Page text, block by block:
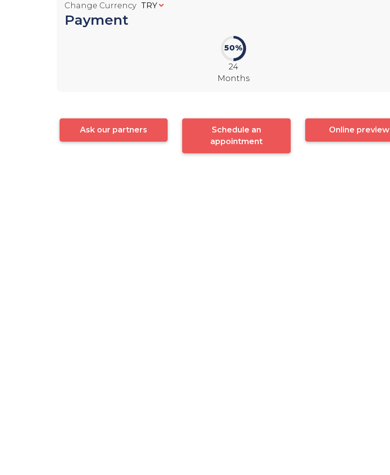
Change Currency TRY
Payment
50%
24
Months
Ask our partners
Schedule an
appointment
Online preview